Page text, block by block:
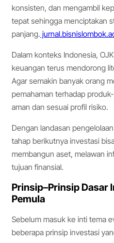
konsisten, dan mengambil
tepat sehingga menciptakan
panjang.
Dalam konteks Indonesia,
keuangan terus mendorong
Agar semakin banyak orang
pemahaman terhadap
aman dan sesuai profil risiko.
Dengan landasan
tahap berikutnya investasi
membangun aset, melawan
tujuan finansial.
Prinsip–Prinsip Dasar
Pemula
Sebelum masuk ke inti tema
beberapa prinsip investasi